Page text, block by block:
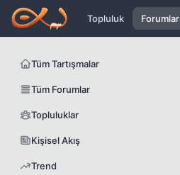
Icerige atla
Topluluk Forumlar
Tüm Tartışmalar
Tüm Forumlar
Topluluklar
Kişisel Akış
Trend